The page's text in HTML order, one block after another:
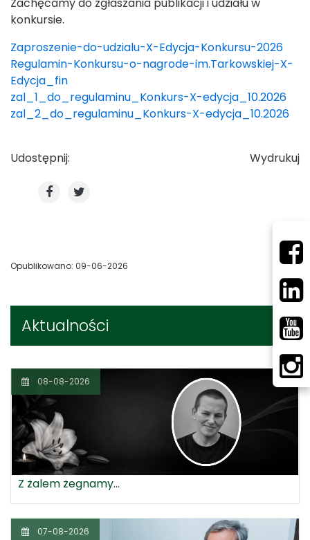
Aktualności
08-08-2026
Z żalem żegnamy...
07-08-2026
konkursie.
Zaproszenie-do-udzialu-X-Edycja-Konkursu-2026
Regulamin-Konkursu-o-nagrode-im.Tarkowskiej-X-
Edycja_fin
zal_1_do_regulaminu_Konkurs-X-edycja_10.2026
zal_2_do_regulaminu_Konkurs-X-edycja_10.2026
Udostępnij: Wydrukuj
Opublikowano: 09-06-2026